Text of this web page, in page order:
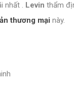
nhất . Levin thẩm
thương mại này.